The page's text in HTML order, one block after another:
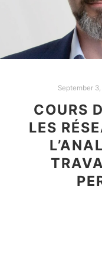
September
COURS
LES